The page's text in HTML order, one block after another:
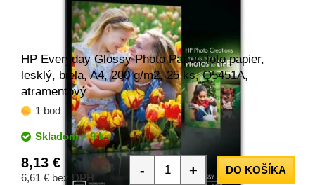
HP Everyday Glossy Photo Paper, foto papier,
lesklý, biela, A4, 200 g/m2, 25 ks, Q5451A,
atramentový
1 bod
Skladom > 9 ks
8,13 €
6,61 € bez DPH - + DO KOŠÍKA